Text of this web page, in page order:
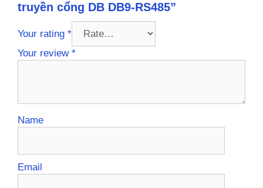
truyền cổng DB DB9-RS485”
Your rating *
Your review *
Name
Email